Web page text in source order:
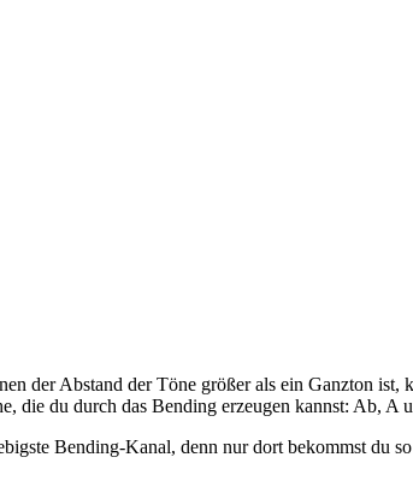
der Abstand der Töne größer als ein Ganzton ist,
die du durch das Bending erzeugen kannst: Ab, A
Bending-Kanal, denn nur dort bekommst du